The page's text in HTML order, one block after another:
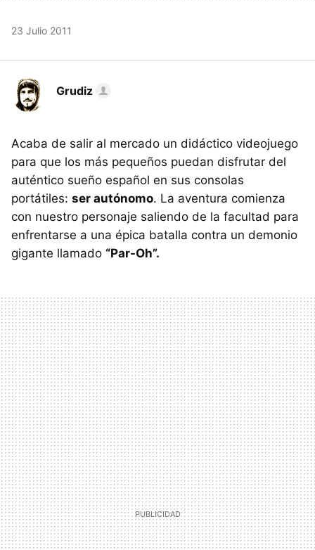
23 Julio 2011
Grudiz
Acaba de salir al mercado un didáctico videojuego
para que los más pequeños puedan disfrutar del
auténtico sueño español en sus consolas
portátiles: ser autónomo. La aventura comienza
con nuestro personaje saliendo de la facultad para
enfrentarse a una épica batalla contra un demonio
gigante llamado “Par-Oh”.